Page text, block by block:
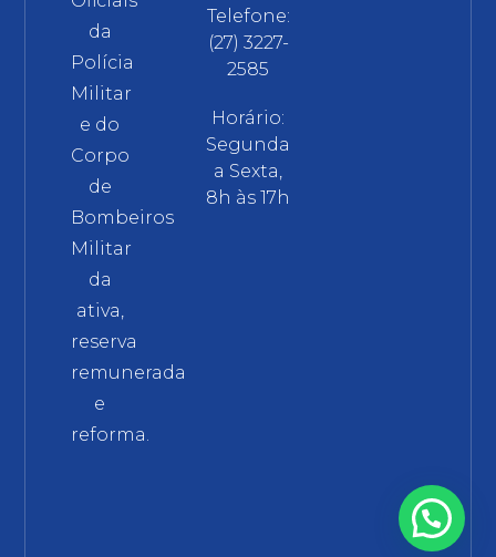
da
Polícia
Militar
e do
Corpo
de
Bombeiros
Militar
da
ativa,
reserva
remunerada
e
reforma.
Telefone:
(27) 3227-
2585
Horário:
Segunda
a Sexta,
8h às 17h